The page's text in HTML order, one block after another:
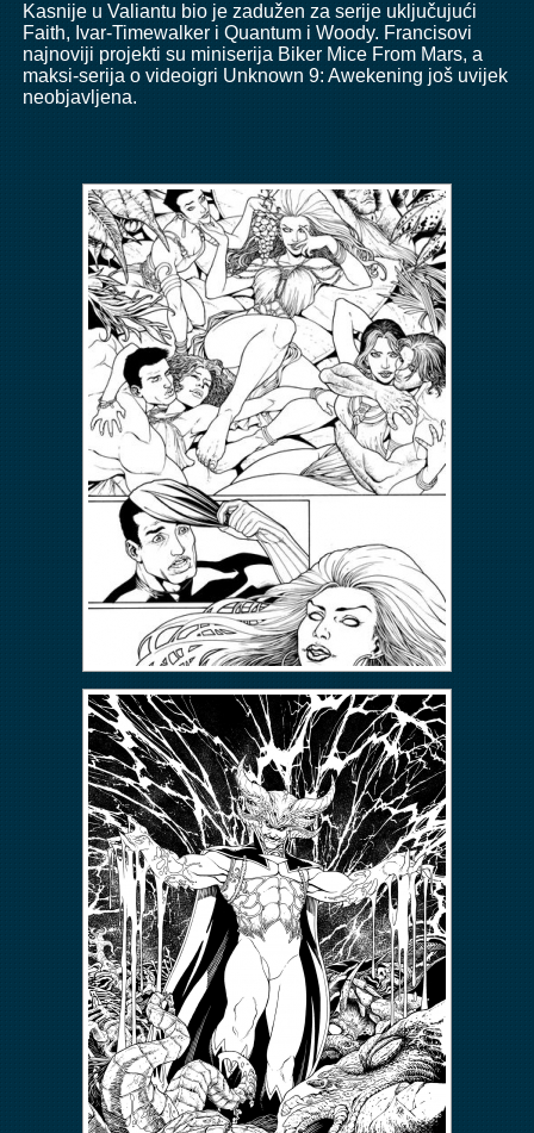
Kasnije u Valiantu bio je zadužen za serije uključujući
Faith, Ivar-Timewalker i Quantum i Woody. Francisovi
najnoviji projekti su miniserija Biker Mice From Mars, a
maksi-serija o videoigri Unknown 9: Awekening još uvijek
neobjavljena.